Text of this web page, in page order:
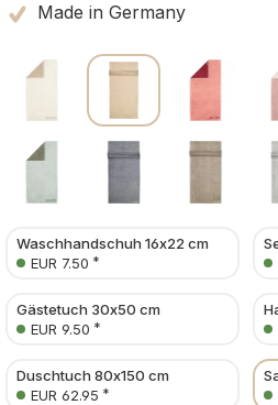
Made in Germany
Waschhandschuh 16x22 cm
EUR 7.50 *
Gästetuch 30x50 cm
EUR 9.50 *
Duschtuch 80x150 cm
EUR 62.95 *